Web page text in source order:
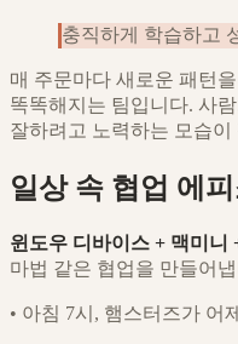
충직하게 학습하고
매 주문마다 새로운 패턴
똑똑해지는 팀입니다. 사
잘하려고 노력하는 모습이
일상 속 협업 에
윈도우 디바이스 + 맥미니
마법 같은 협업을 만들어
• 아침 7시, 햄스터즈가 어